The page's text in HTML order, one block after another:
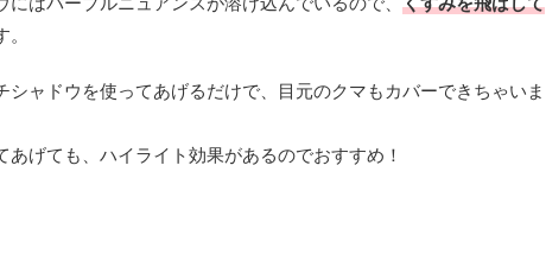
シャドウを使ってあげるだけで、目元のクマもカバーできちゃいま
あげても、ハイライト効果があるのでおすすめ！